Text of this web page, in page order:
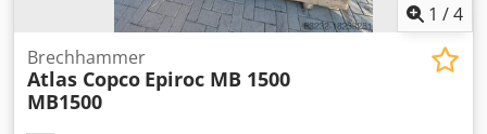
1 /4
Brechhammer
Atlas Copco Epiroc MB 1500
MB1500